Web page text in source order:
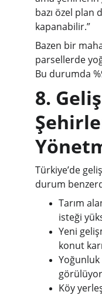
bazı özel plan
kapanabilir.”
Bazen bir
parsellerde
Bu durumda
8.
Türkiye’de
durum
Tarım
isteği
Yeni
konut
Yoğunluk
Köy